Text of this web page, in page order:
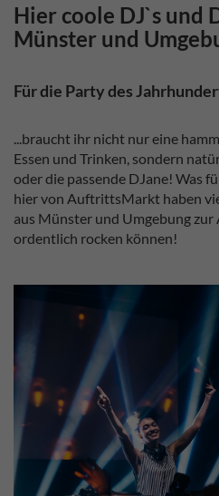
Hier coole DJ`s und
Münster und
Für die Party des
...braucht ihr nicht nur eine
Essen und Trinken, sondern
oder die passende DJane! Was
hier von AuftrittsMarkt haben
aus Münster und Umgebung zur
ordentlich rocken können!